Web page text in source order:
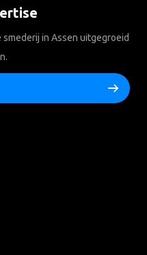
in Assen uitgegroeid